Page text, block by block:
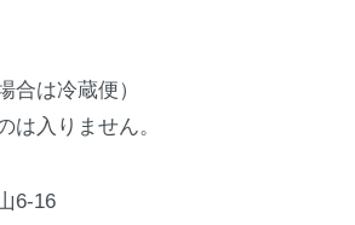
合は冷蔵便）
は入りません。
6-16